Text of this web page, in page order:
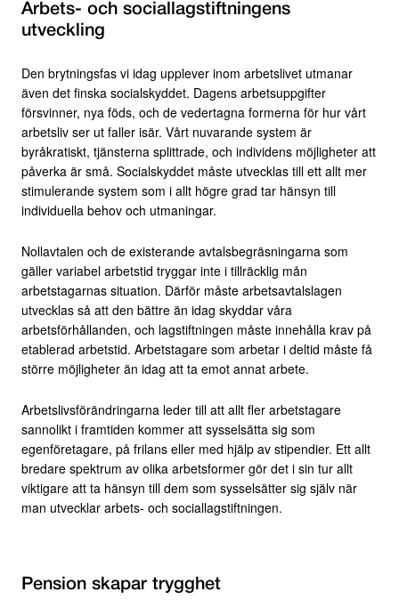
Arbets- och sociallagstiftningens
utveckling
Den brytningsfas vi idag upplever inom arbetslivet utmanar
även det finska socialskyddet. Dagens arbetsuppgifter
försvinner, nya föds, och de vedertagna formerna för hur vårt
arbetsliv ser ut faller isär. Vårt nuvarande system är
byråkratiskt, tjänsterna splittrade, och individens möjligheter att
påverka är små. Socialskyddet måste utvecklas till ett allt mer
stimulerande system som i allt högre grad tar hänsyn till
individuella behov och utmaningar.
Nollavtalen och de existerande avtalsbegräsningarna som
gäller variabel arbetstid tryggar inte i tillräcklig mån
arbetstagarnas situation. Därför måste arbetsavtalslagen
utvecklas så att den bättre än idag skyddar våra
arbetsförhållanden, och lagstiftningen måste innehålla krav på
etablerad arbetstid. Arbetstagare som arbetar i deltid måste få
större möjligheter än idag att ta emot annat arbete.
Arbetslivsförändringarna leder till att allt fler arbetstagare
sannolikt i framtiden kommer att sysselsätta sig som
egenföretagare, på frilans eller med hjälp av stipendier. Ett allt
bredare spektrum av olika arbetsformer gör det i sin tur allt
viktigare att ta hänsyn till dem som sysselsätter sig själv när
man utvecklar arbets- och sociallagstiftningen.
Pension skapar trygghet